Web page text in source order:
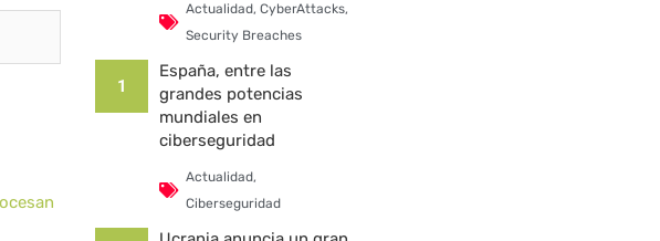
Actualidad, CyberAttacks,
Security Breaches
1
España, entre las
grandes potencias
mundiales en
ciberseguridad
Actualidad,
Ciberseguridad